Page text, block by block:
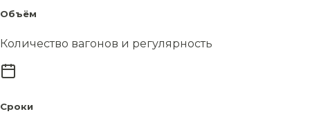
Объём
Количество вагонов и регулярность
Сроки